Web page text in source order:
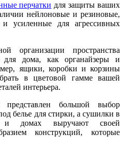
перчатки для защиты ваших
нейлоновые и резиновые,
усиленные для агрессивных
организации пространства
для дома, как органайзеры и
ящики, коробки и корзины
в цветовой гамме вашей
интерьера.
большой выбор
белье для стирки, а сушилки в
и домах выручают своей
конструкций, которые